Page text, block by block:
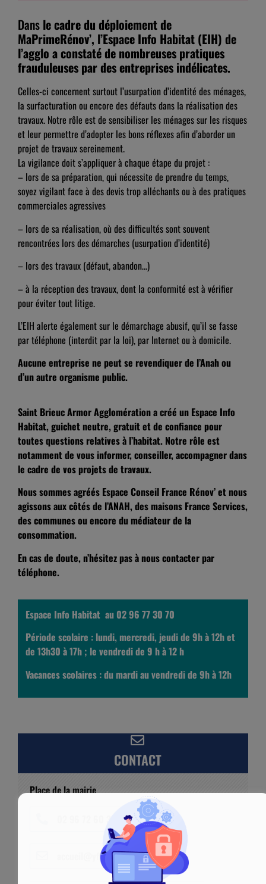
Dans le cadre du déploiement de
MaPrimeRénov’, l’Espace Info Habitat (EIH) de
l’agglo a constaté de nombreuses pratiques
frauduleuses par des entreprises indélicates.
Celles-ci concernent surtout l’usurpation d’identité des ménages,
la surfacturation ou encore des défauts dans la réalisation des
travaux. Notre rôle est de sensibiliser les ménages sur les risques
et leur permettre d’adopter les bons réflexes afin d’aborder un
projet de travaux sereinement.
La vigilance doit s’appliquer à chaque étape du projet :
– lors de sa préparation, qui nécessite de prendre du temps,
soyez vigilant face à des devis trop alléchants ou à des pratiques
commerciales agressives
– lors de sa réalisation, où des difficultés sont souvent
rencontrées lors des démarches (usurpation d’identité)
– lors des travaux (défaut, abandon…)
– à la réception des travaux, dont la conformité est à vérifier
pour éviter tout litige.
L’EIH alerte également sur le démarchage abusif, qu’il se fasse
par téléphone (interdit par la loi), par Internet ou à domicile.
Aucune entreprise ne peut se revendiquer de l’Anah ou
d’un autre organisme public.
Saint Brieuc Armor Agglomération a créé un Espace Info
Habitat, guichet neutre, gratuit et de confiance pour
toutes questions relatives à l’habitat. Notre rôle est
notamment de vous informer, conseiller, accompagner dans
le cadre de vos projets de travaux.
Nous sommes agréés Espace Conseil France Rénov’ et nous
agissons aux côtés de l’ANAH, des maisons France Services,
des communes ou encore du médiateur de la
consommation.
En cas de doute, n’hésitez pas à nous contacter par
téléphone.
Espace Info Habitat au 02 96 77 30 70
Période scolaire : lundi, mercredi, jeudi de 9h à 12h et
de 13h30 à 17h ; le vendredi de 9 h à 12 h
Vacances scolaires : du mardi au vendredi de 9h à 12h
CONTACT
Place de la mairie
accueil@yffiniac.bzh